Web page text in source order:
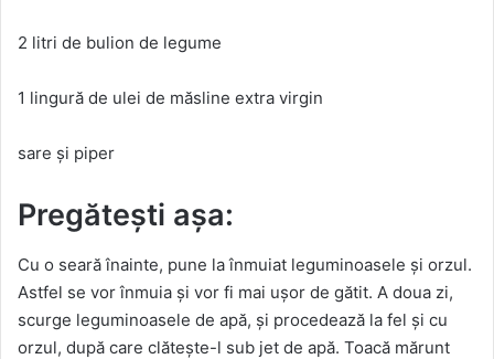
2 litri de bulion de legume
1 lingură de ulei de măsline extra virgin
sare și piper
Pregătești așa:
Cu o seară înainte, pune la înmuiat leguminoasele și orzul.
Astfel se vor înmuia și vor fi mai ușor de gătit. A doua zi,
scurge leguminoasele de apă, și procedează la fel și cu
orzul, după care clătește-l sub jet de apă. Toacă mărunt